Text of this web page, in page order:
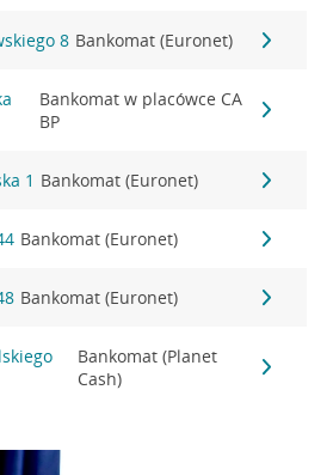
8 Bankomat (Euronet)
Bankomat w placówce CA
BP
1 Bankomat (Euronet)
Bankomat (Euronet)
Bankomat (Euronet)
Bankomat (Planet
Cash)